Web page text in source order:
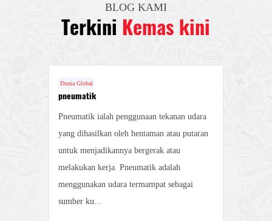
BLOG KAMI
Terkini Kemas kini
Dunia Global
pneumatik
Pneumatik ialah penggunaan tekanan udara
yang dihasilkan oleh hentaman atau putaran
untuk menjadikannya bergerak atau
melakukan kerja. Pneumatik adalah
menggunakan udara termampat sebagai
sumber ku...